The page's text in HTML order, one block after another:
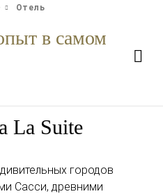
Отель
в самом
La Suite
городов
Сасси, древними